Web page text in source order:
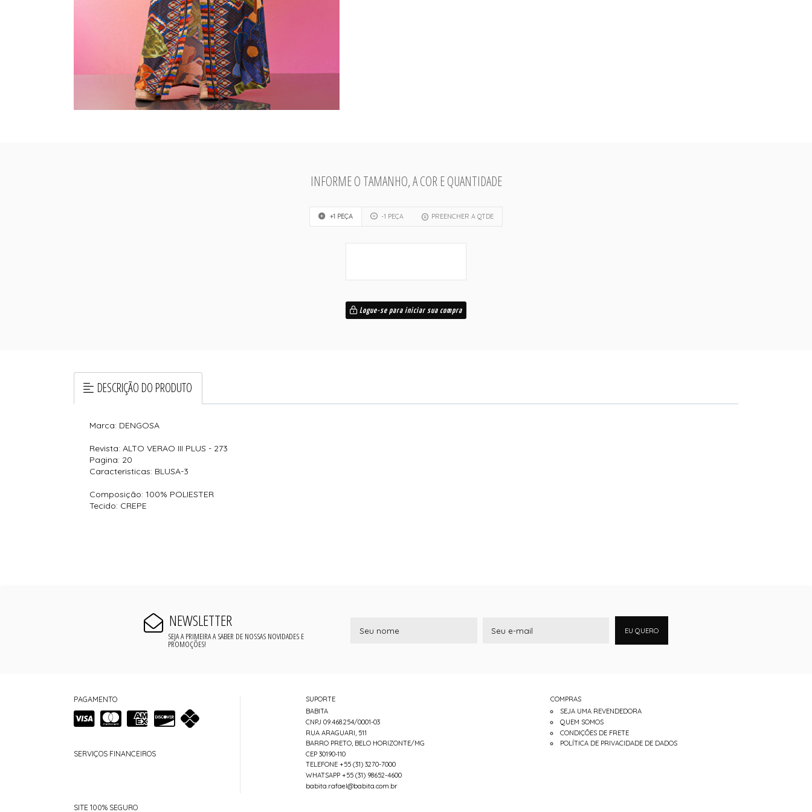
INFORME O TAMANHO, A COR E QUANTIDADE
+1 PEÇA -1 PEÇA PREENCHER A QTDE
Logue-se para iniciar sua compra
DESCRIÇÃO DO PRODUTO
Marca: DENGOSA
Revista: ALTO VERAO III PLUS - 273
Pagina: 20
Caracteristicas: BLUSA-3
Composição: 100% POLIESTER
Tecido: CREPE
NEWSLETTER
SEJA A PRIMEIRA A SABER DE NOSSAS NOVIDADES E
PROMOÇÕES!
EU QUERO
PAGAMENTO
SERVIÇOS FINANCEIROS
SITE 100% SEGURO
SUPORTE
BABITA
CNPJ 09.468.254/0001-03
RUA ARAGUARI, 511
BARRO PRETO, BELO HORIZONTE/MG
CEP 30190-110
TELEFONE +55 (31) 3270-7000
WHATSAPP +55 (31) 98652-4600
babita.rafael@babita.com.br
COMPRAS
SEJA UMA REVENDEDORA
QUEM SOMOS
CONDIÇÕES DE FRETE
POLÍTICA DE PRIVACIDADE DE DADOS